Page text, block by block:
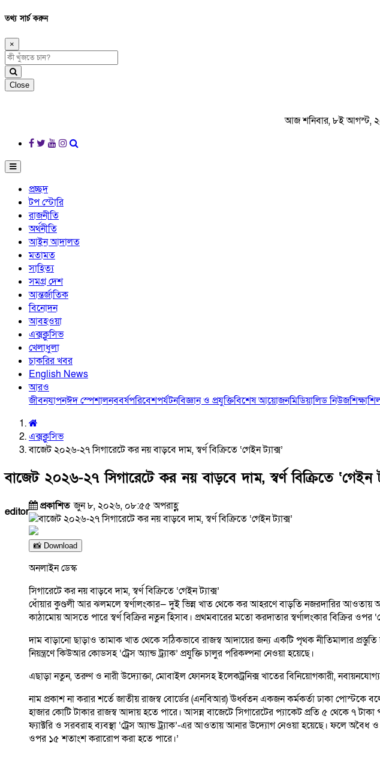
তথ্য সার্চ করুন
×
Close
আজ শনিবার, ৮ই আগস্ট,
প্রচ্ছদ
টপ স্টোরি
রাজনীতি
অর্থনীতি
আইন আদালত
মতামত
সাহিত্য
সমগ্র দেশ
আন্তর্জাতিক
বিনোদন
আবহওয়া
এক্সক্লুসিভ
খেলাধুলা
চাকরির খবর
English News
আরও
জীবনযাপনঈদ স্পেশালনববর্ষপরিবেশপর্যটনবিজ্ঞান ও প্রযুক্তিবিশেষ আয়োজনমিডিয়ালিড নিউজশিক্ষা
এক্সক্লুসিভ
বাজেট ২০২৬-২৭ সিগারেটে কর নয় বাড়বে দাম, স্বর্ণ বিক্রিতে ‘গেইন ট্যাক্স’
বাজেট ২০২৬-২৭ সিগারেটে কর নয় বাড়বে দাম, স্বর্ণ বিক্রিতে ‘গেইন
editor প্রকাশিতজুন ৮, ২০২৬, ০৮:৫৫ অপরাহ্ণ
📸 Download
অনলাইন ডেস্ক
সিগারেটে কর নয় বাড়বে দাম, স্বর্ণ বিক্রিতে ‘গেইন ট্যাক্স’
ধোঁয়ার কুণ্ডলী আর ঝলমলে স্বর্ণালংকার— দুই ভিন্ন খাত থেকে কর আহরণে বাড়তি নজরদারির আওতায়
কাঠামোয় আসতে পারে স্বর্ণ বিক্রির নতুন হিসাব। প্রথমবারের মতো করদাতার স্বর্ণালংকার বিক্রির ওপর
দাম বাড়ানো ছাড়াও তামাক খাত থেকে সঠিকভাবে রাজস্ব আদায়ের জন্য একটি পৃথক নীতিমালার
নিয়ন্ত্রণে কিউআর কোডসহ ‘ট্রেস অ্যান্ড ট্র্যাক’ প্রযুক্তি চালুর পরিকল্পনা নেওয়া হয়েছে।
এছাড়া নতুন, তরুণ ও নারী উদ্যোক্তা, মোবাইল ফোনসহ ইলেকট্রনিক্স খাতের বিনিয়োগকারী,
নাম প্রকাশ না করার শর্তে জাতীয় রাজস্ব বোর্ডের (এনবিআর) ঊর্ধ্বতন একজন কর্মকর্তা ঢাকা পোস্টকে
হাজার কোটি টাকার রাজস্ব আদায় হতে পারে। আসন্ন বাজেটে সিগারেটের প্যাকেট প্রতি ৫ থেকে ৭
ফ্যাক্টরি ও সরবরাহ ব্যবস্থা ‘ট্রেস অ্যান্ড ট্র্যাক’-এর আওতায় আনার উদ্যোগ নেওয়া হয়েছে। ফলে অবৈধ
ওপর ১৫ শতাংশ করারোপ করা হতে পারে।’